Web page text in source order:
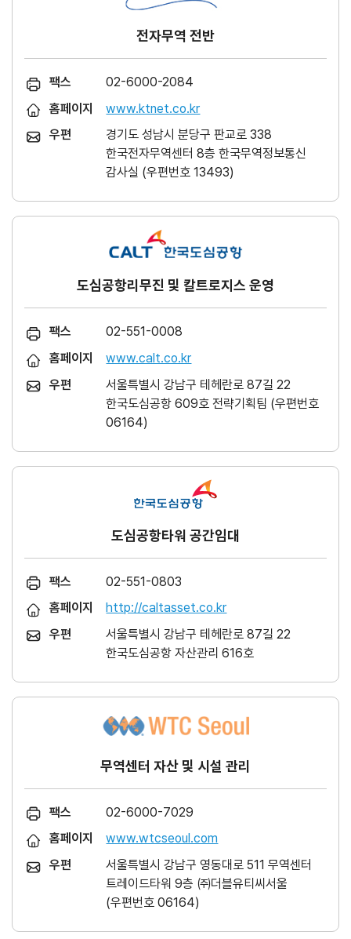
전자무역 전반
팩스
02-6000-2084
홈페이지
www.ktnet.co.kr
우편
경기도 성남시 분당구 판교로 338
한국전자무역센터 8층 한국무역정보통신
감사실 (우편번호 13493)
도심공항리무진 및 칼트로지스 운영
팩스
02-551-0008
홈페이지
www.calt.co.kr
우편
서울특별시 강남구 테헤란로 87길 22
한국도심공항 609호 전략기획팀 (우편번호
06164)
도심공항타워 공간임대
팩스
02-551-0803
홈페이지
http://caltasset.co.kr
우편
서울특별시 강남구 테헤란로 87길 22
한국도심공항 자산관리 616호
무역센터 자산 및 시설 관리
팩스
02-6000-7029
홈페이지
www.wtcseoul.com
우편
서울특별시 강남구 영동대로 511 무역센터
트레이드타워 9층 ㈜더블유티씨서울
(우편번호 06164)